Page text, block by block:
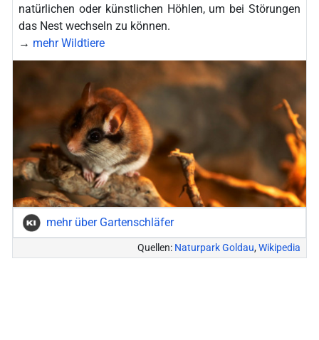
natürlichen oder künstlichen Höhlen, um bei Störungen
das Nest wechseln zu können.
→ mehr Wildtiere
mehr über Gartenschläfer
Quellen: Naturpark Goldau,Wikipedia